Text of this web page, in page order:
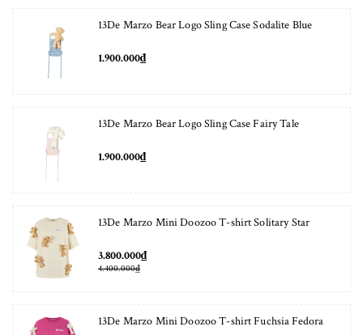
13De Marzo Bear Logo Sling Case Sodalite Blue
1.900.000₫
13De Marzo Bear Logo Sling Case Fairy Tale
1.900.000₫
13De Marzo Mini Doozoo T-shirt Solitary Star
3.800.000₫
4.400.000₫
13De Marzo Mini Doozoo T-shirt Fuchsia Fedora